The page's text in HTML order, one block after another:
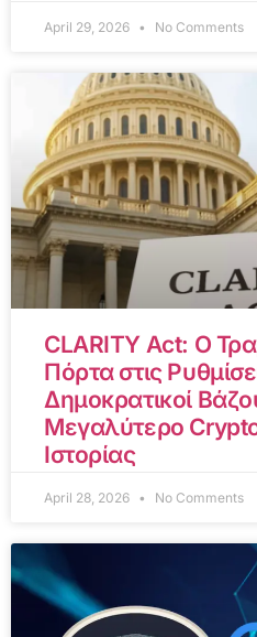
April 29, 2026 No Comments
CLARITY Act: Ο
Πόρτα στις
Δημοκρατικοί
Μεγαλύτερο
Ιστορίας
April 28, 2026 No Comments